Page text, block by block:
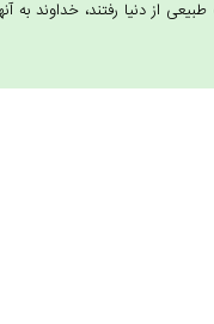
از دنيا رفتند، خداوند به